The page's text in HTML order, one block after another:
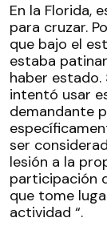
En la Florida,
para cruzar.
que bajo el
estaba
haber estado.
intentó usar
demandante
ser
lesión a la
participación
que tome
actividad “.